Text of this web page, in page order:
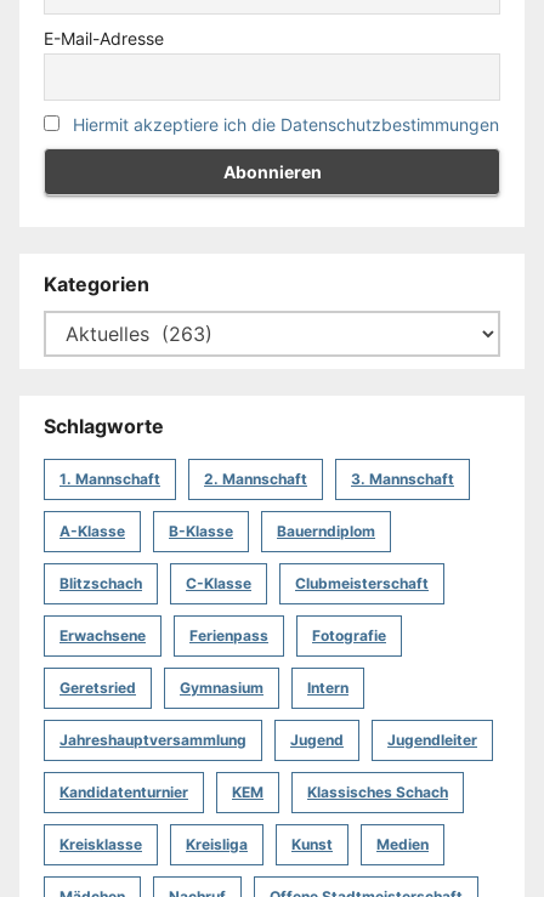
E-Mail-Adresse
Hiermit akzeptiere ich die Datenschutzbestimmungen
Kategorien
Schlagworte
1. Mannschaft 2. Mannschaft 3. Mannschaft
A-Klasse B-Klasse Bauerndiplom
Blitzschach C-Klasse Clubmeisterschaft
Erwachsene Ferienpass Fotografie
Geretsried Gymnasium Intern
Jahreshauptversammlung Jugend Jugendleiter
Kandidatenturnier KEM Klassisches Schach
Kreisklasse Kreisliga Kunst Medien